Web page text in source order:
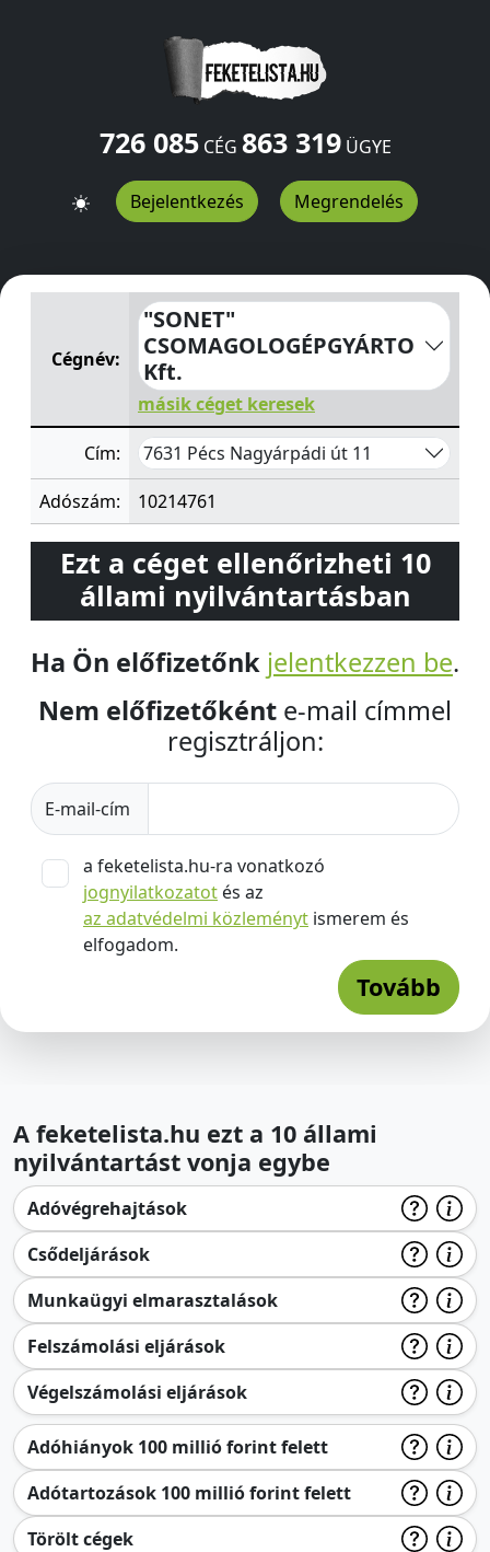
726 085CÉG 863 319ÜGYE
Bejelentkezés Megrendelés
"SONET" CSOMAGOLOGÉPGYÁRTO Kft.Nagyárpádi út
Cégnév:
"SONET"
CSOMAGOLOGÉPGYÁRTO
Kft.
másik céget keresek
Cím: 7631 Pécs Nagyárpádi út 11
Adószám: 10214761
Ezt a céget ellenőrizheti 10
állami nyilvántartásban
Ha Ön előfizetőnk jelentkezzen be.
Nem előfizetőként e-mail címmel
regisztráljon:
E-mail-cím
a feketelista.hu-ra vonatkozó
jognyilatkozatot és az
az adatvédelmi közleményt ismerem és
elfogadom.
Tovább
A feketelista.hu ezt a 10 állami
nyilvántartást vonja egybe
Adóvégrehajtások
Csődeljárások
Munkaügyi elmarasztalások
Felszámolási eljárások
Végelszámolási eljárások
Adóhiányok 100 millió forint felett
Adótartozások 100 millió forint felett
Törölt cégek